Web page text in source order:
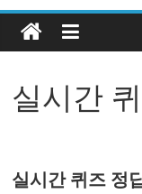
실시간
실시간 퀴즈 정